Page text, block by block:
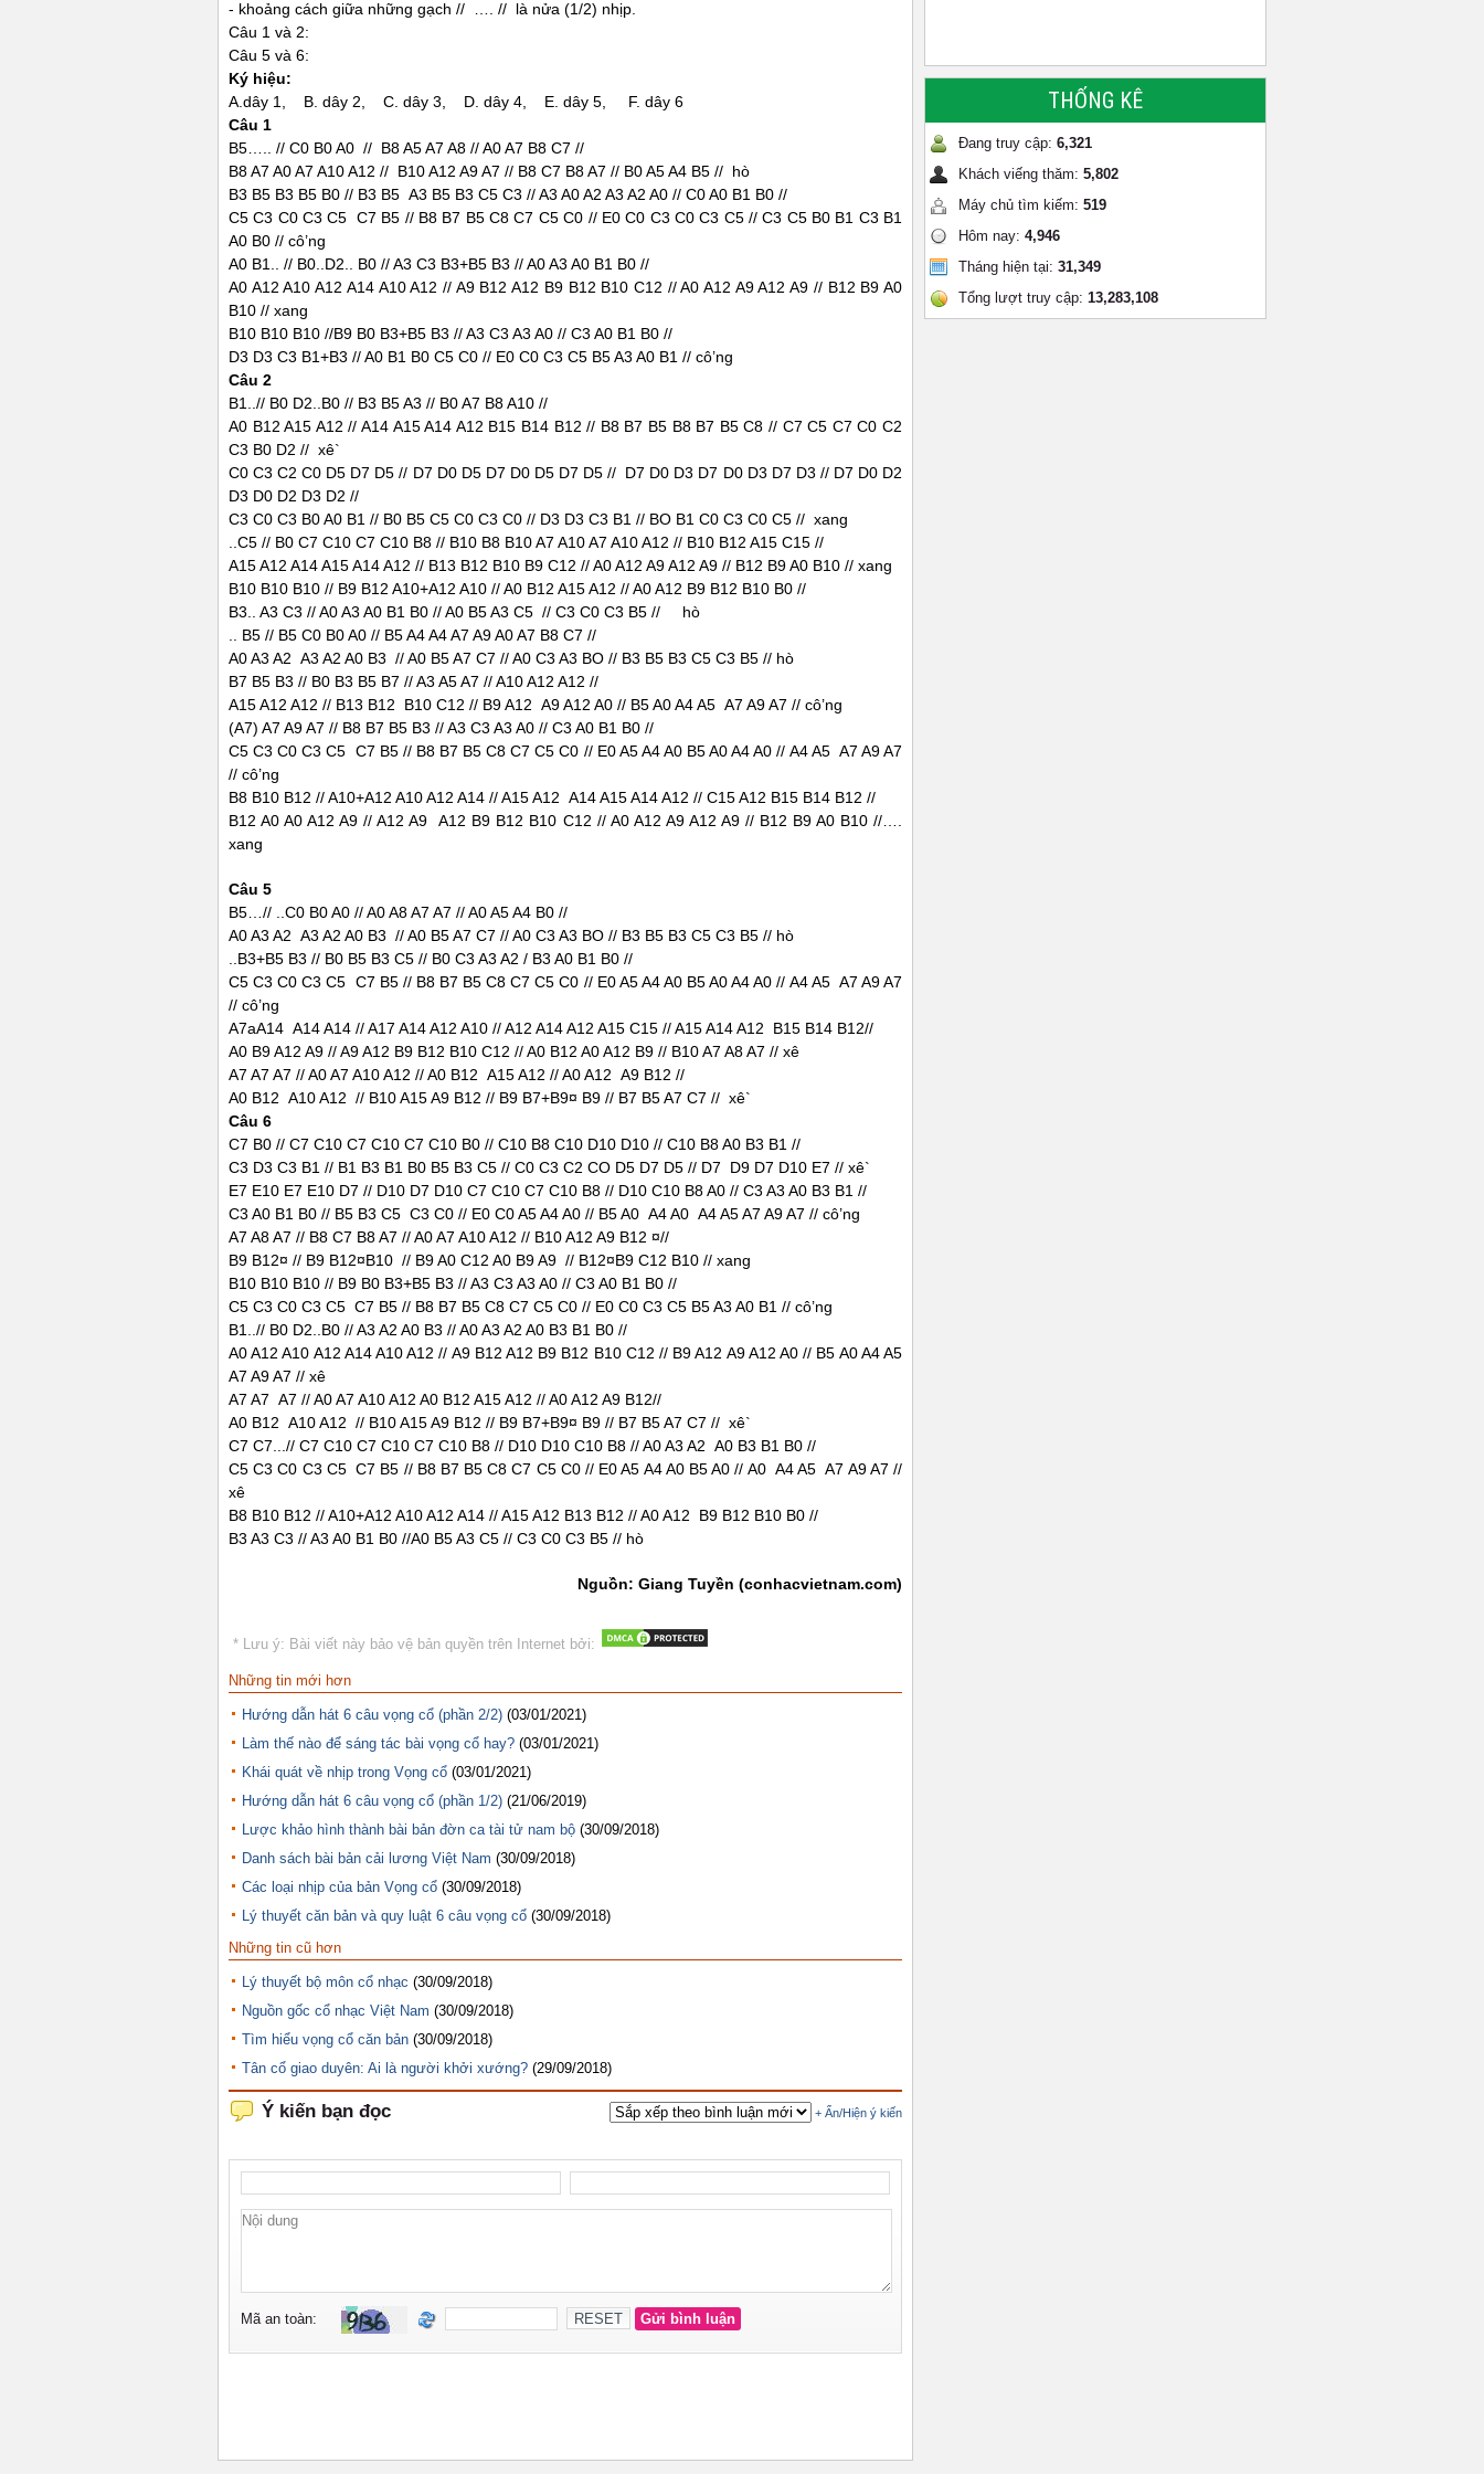
- khoảng cách giữa những gạch // …. // là nửa (1/2) nhịp.
Câu 1 và 2:
Câu 5 và 6:
Ký hiệu:
A.dây 1, B. dây 2, C. dây 3, D. dây 4, E. dây 5, F. dây 6
Câu 1
B5….. // C0 B0 A0 // B8 A5 A7 A8 // A0 A7 B8 C7 //
B8 A7 A0 A7 A10 A12 // B10 A12 A9 A7 // B8 C7 B8 A7 // B0 A5 A4 B5 // hò
B3 B5 B3 B5 B0 // B3 B5 A3 B5 B3 C5 C3 // A3 A0 A2 A3 A2 A0 // C0 A0 B1 B0 //
C5 C3 C0 C3 C5 C7 B5 // B8 B7 B5 C8 C7 C5 C0 // E0 C0 C3 C0 C3 C5 // C3 C5 B0 B1 C3 B1
A0 B0 // cô’ng
A0 B1.. // B0..D2.. B0 // A3 C3 B3+B5 B3 // A0 A3 A0 B1 B0 //
A0 A12 A10 A12 A14 A10 A12 // A9 B12 A12 B9 B12 B10 C12 // A0 A12 A9 A12 A9 // B12 B9 A0
B10 // xang
B10 B10 B10 //B9 B0 B3+B5 B3 // A3 C3 A3 A0 // C3 A0 B1 B0 //
D3 D3 C3 B1+B3 // A0 B1 B0 C5 C0 // E0 C0 C3 C5 B5 A3 A0 B1 // cô’ng
Câu 2
B1..// B0 D2..B0 // B3 B5 A3 // B0 A7 B8 A10 //
A0 B12 A15 A12 // A14 A15 A14 A12 B15 B14 B12 // B8 B7 B5 B8 B7 B5 C8 // C7 C5 C7 C0 C2
C3 B0 D2 // xê`
C0 C3 C2 C0 D5 D7 D5 // D7 D0 D5 D7 D0 D5 D7 D5 // D7 D0 D3 D7 D0 D3 D7 D3 // D7 D0 D2
D3 D0 D2 D3 D2 //
C3 C0 C3 B0 A0 B1 // B0 B5 C5 C0 C3 C0 // D3 D3 C3 B1 // BO B1 C0 C3 C0 C5 // xang
..C5 // B0 C7 C10 C7 C10 B8 // B10 B8 B10 A7 A10 A7 A10 A12 // B10 B12 A15 C15 //
A15 A12 A14 A15 A14 A12 // B13 B12 B10 B9 C12 // A0 A12 A9 A12 A9 // B12 B9 A0 B10 // xang
B10 B10 B10 // B9 B12 A10+A12 A10 // A0 B12 A15 A12 // A0 A12 B9 B12 B10 B0 //
B3.. A3 C3 // A0 A3 A0 B1 B0 // A0 B5 A3 C5 // C3 C0 C3 B5 // hò
.. B5 // B5 C0 B0 A0 // B5 A4 A4 A7 A9 A0 A7 B8 C7 //
A0 A3 A2 A3 A2 A0 B3 // A0 B5 A7 C7 // A0 C3 A3 BO // B3 B5 B3 C5 C3 B5 // hò
B7 B5 B3 // B0 B3 B5 B7 // A3 A5 A7 // A10 A12 A12 //
A15 A12 A12 // B13 B12 B10 C12 // B9 A12 A9 A12 A0 // B5 A0 A4 A5 A7 A9 A7 // cô’ng
(A7) A7 A9 A7 // B8 B7 B5 B3 // A3 C3 A3 A0 // C3 A0 B1 B0 //
C5 C3 C0 C3 C5 C7 B5 // B8 B7 B5 C8 C7 C5 C0 // E0 A5 A4 A0 B5 A0 A4 A0 // A4 A5 A7 A9 A7
// cô’ng
B8 B10 B12 // A10+A12 A10 A12 A14 // A15 A12 A14 A15 A14 A12 // C15 A12 B15 B14 B12 //
B12 A0 A0 A12 A9 // A12 A9 A12 B9 B12 B10 C12 // A0 A12 A9 A12 A9 // B12 B9 A0 B10 //….
xang
Câu 5
B5…// ..C0 B0 A0 // A0 A8 A7 A7 // A0 A5 A4 B0 //
A0 A3 A2 A3 A2 A0 B3 // A0 B5 A7 C7 // A0 C3 A3 BO // B3 B5 B3 C5 C3 B5 // hò
..B3+B5 B3 // B0 B5 B3 C5 // B0 C3 A3 A2 / B3 A0 B1 B0 //
C5 C3 C0 C3 C5 C7 B5 // B8 B7 B5 C8 C7 C5 C0 // E0 A5 A4 A0 B5 A0 A4 A0 // A4 A5 A7 A9 A7
// cô’ng
A7aA14 A14 A14 // A17 A14 A12 A10 // A12 A14 A12 A15 C15 // A15 A14 A12 B15 B14 B12//
A0 B9 A12 A9 // A9 A12 B9 B12 B10 C12 // A0 B12 A0 A12 B9 // B10 A7 A8 A7 // xê
A7 A7 A7 // A0 A7 A10 A12 // A0 B12 A15 A12 // A0 A12 A9 B12 //
A0 B12 A10 A12 // B10 A15 A9 B12 // B9 B7+B9¤ B9 // B7 B5 A7 C7 // xê`
Câu 6
C7 B0 // C7 C10 C7 C10 C7 C10 B0 // C10 B8 C10 D10 D10 // C10 B8 A0 B3 B1 //
C3 D3 C3 B1 // B1 B3 B1 B0 B5 B3 C5 // C0 C3 C2 CO D5 D7 D5 // D7 D9 D7 D10 E7 // xê`
E7 E10 E7 E10 D7 // D10 D7 D10 C7 C10 C7 C10 B8 // D10 C10 B8 A0 // C3 A3 A0 B3 B1 //
C3 A0 B1 B0 // B5 B3 C5 C3 C0 // E0 C0 A5 A4 A0 // B5 A0 A4 A0 A4 A5 A7 A9 A7 // cô’ng
A7 A8 A7 // B8 C7 B8 A7 // A0 A7 A10 A12 // B10 A12 A9 B12 ¤//
B9 B12¤ // B9 B12¤B10 // B9 A0 C12 A0 B9 A9 // B12¤B9 C12 B10 // xang
B10 B10 B10 // B9 B0 B3+B5 B3 // A3 C3 A3 A0 // C3 A0 B1 B0 //
C5 C3 C0 C3 C5 C7 B5 // B8 B7 B5 C8 C7 C5 C0 // E0 C0 C3 C5 B5 A3 A0 B1 // cô’ng
B1..// B0 D2..B0 // A3 A2 A0 B3 // A0 A3 A2 A0 B3 B1 B0 //
A0 A12 A10 A12 A14 A10 A12 // A9 B12 A12 B9 B12 B10 C12 // B9 A12 A9 A12 A0 // B5 A0 A4 A5
A7 A9 A7 // xê
A7 A7 A7 // A0 A7 A10 A12 A0 B12 A15 A12 // A0 A12 A9 B12//
A0 B12 A10 A12 // B10 A15 A9 B12 // B9 B7+B9¤ B9 // B7 B5 A7 C7 // xê`
C7 C7...// C7 C10 C7 C10 C7 C10 B8 // D10 D10 C10 B8 // A0 A3 A2 A0 B3 B1 B0 //
C5 C3 C0 C3 C5 C7 B5 // B8 B7 B5 C8 C7 C5 C0 // E0 A5 A4 A0 B5 A0 // A0 A4 A5 A7 A9 A7 //
xê
B8 B10 B12 // A10+A12 A10 A12 A14 // A15 A12 B13 B12 // A0 A12 B9 B12 B10 B0 //
B3 A3 C3 // A3 A0 B1 B0 //A0 B5 A3 C5 // C3 C0 C3 B5 // hò
Nguồn: Giang Tuyền (conhacvietnam.com)
* Lưu ý: Bài viết này bảo vệ bản quyền trên Internet bởi:
Những tin mới hơn
Hướng dẫn hát 6 câu vọng cổ (phần 2/2) (03/01/2021)
Làm thế nào để sáng tác bài vọng cổ hay? (03/01/2021)
Khái quát về nhịp trong Vọng cổ (03/01/2021)
Hướng dẫn hát 6 câu vọng cổ (phần 1/2) (21/06/2019)
Lược khảo hình thành bài bản đờn ca tài tử nam bộ (30/09/2018)
Danh sách bài bản cải lương Việt Nam (30/09/2018)
Các loại nhịp của bản Vọng cổ (30/09/2018)
Lý thuyết căn bản và quy luật 6 câu vọng cổ (30/09/2018)
Những tin cũ hơn
Lý thuyết bộ môn cổ nhạc (30/09/2018)
Nguồn gốc cổ nhạc Việt Nam (30/09/2018)
Tìm hiểu vọng cổ căn bản (30/09/2018)
Tân cổ giao duyên: Ai là người khởi xướng? (29/09/2018)
THỐNG KÊ
Đang truy cập: 6,321
Khách viếng thăm: 5,802
Máy chủ tìm kiếm: 519
Hôm nay: 4,946
Tháng hiện tại: 31,349
Tổng lượt truy cập: 13,283,108